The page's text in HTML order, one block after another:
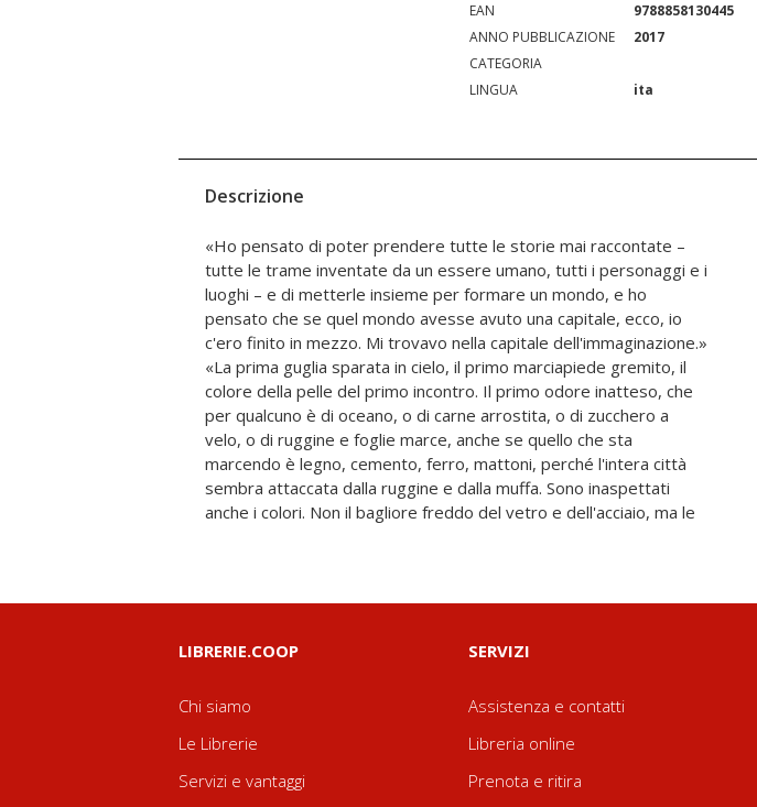
EAN
9788858130445
ANNO PUBBLICAZIONE
2017
CATEGORIA
LINGUA
ita
Descrizione
«Ho pensato di poter prendere tutte le storie mai raccontate –
tutte le trame inventate da un essere umano, tutti i personaggi e i
luoghi – e di metterle insieme per formare un mondo, e ho
pensato che se quel mondo avesse avuto una capitale, ecco, io
c'ero finito in mezzo. Mi trovavo nella capitale dell'immaginazione.»
«La prima guglia sparata in cielo, il primo marciapiede gremito, il
colore della pelle del primo incontro. Il primo odore inatteso, che
per qualcuno è di oceano, o di carne arrostita, o di zucchero a
velo, o di ruggine e foglie marce, anche se quello che sta
marcendo è legno, cemento, ferro, mattoni, perché l'intera città
sembra attaccata dalla ruggine e dalla muffa. Sono inaspettati
anche i colori. Non il bagliore freddo del vetro e dell'acciaio, ma le
LIBRERIE.COOP
Chi siamo
Le Librerie
Servizi e vantaggi
SERVIZI
Assistenza e contatti
Libreria online
Prenota e ritira